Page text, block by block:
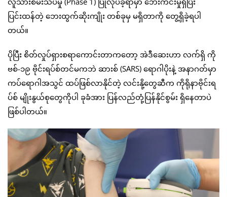
ပြင်းထန်တဲ့ ဘေးထွက်ဆိုးကျိုး တစ်ခုမှ မရှိတာကို တွေ့ရှိခဲ့ရပါ
တယ်။
ပိုပြီး စိတ်လှုပ်ရှားစရာကောင်းတာကတော့ အဲဒီဆေးဟာ လက်ရှိ ကို
ဗစ်-၁၉ ဗိုင်းရပ်စ်တင်မကဘဲ ဆားစ် (SARS) ရောဂါပိုးနဲ့ အနာဂတ်မှာ
ကပ်ရောဂါအသွင် ထပ်ဖြစ်လာနိုင်တဲ့ လင်းနို့တွေဆီက ကိုရိုနာဗိုင်းရ
ပ်စ် မျိုးနွယ်စုတွေကိုပါ ခုခံအား ပြန်လည်တုံ့ပြန်နိုင်စွမ်း ရှိနေတာပဲ
ဖြစ်ပါတယ်။